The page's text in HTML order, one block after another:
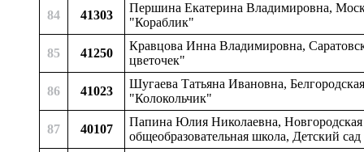
84 41303
Першина Екатерина Владимировна,
"Кораблик"
85 41250
Кравцова Инна Владимировна,
цветочек"
86 41023
Шугаева Татьяна Ивановна,
"Колокольчик"
87 40107
Папина Юлия Николаевна,
общеобразовательная школа, Детский сад